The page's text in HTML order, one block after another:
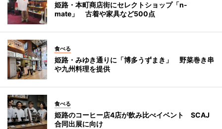
姫路・本町商店街にセレクトショップ「n-
mate」 古着や家具など500点
食べる
姫路・みゆき通りに「博多うずまき」 野菜巻き串
や九州料理を提供
食べる
姫路のコーヒー店4店が飲み比べイベント SCAJ
合同出展に向け